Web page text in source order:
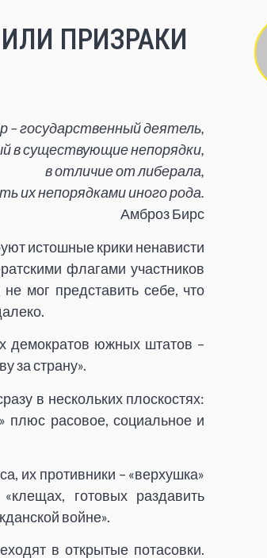
ПРИЗРАКИ
– государственный деятель,
в существующие непорядки,
в отличие от либерала,
их непорядками иного рода.
Амброз Бирс
истошные крики ненависти
флагами участников
мог представить себе, что
демократов южных штатов –
за страну».
в нескольких плоскостях:
плюс расовое, социальное и
их противники – «верхушка»
готовых раздавить
войне».
в открытые потасовки.